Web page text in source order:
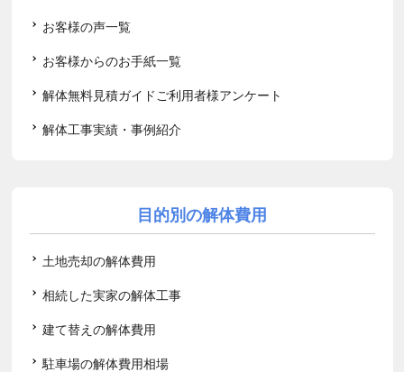
お客様の声一覧
お客様からのお手紙一覧
解体無料見積ガイドご利用者様アンケート
解体工事実績・事例紹介
目的別の解体費用
土地売却の解体費用
相続した実家の解体工事
建て替えの解体費用
駐車場の解体費用相場